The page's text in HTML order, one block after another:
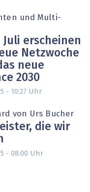
und Multi-
Juli erscheinen
Netzwoche
neue
2030
- 10:27 Uhr
von Urs Bucher
die wir
- 08:00 Uhr